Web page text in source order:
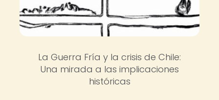
La Guerra Fría y la crisis de Chile:
Una mirada a las implicaciones
históricas